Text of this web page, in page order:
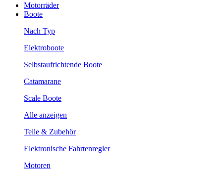
Motorräder
Boote
Nach Typ
Elektroboote
Selbstaufrichtende Boote
Catamarane
Scale Boote
Alle anzeigen
Teile & Zubehör
Elektronische Fahrtenregler
Motoren